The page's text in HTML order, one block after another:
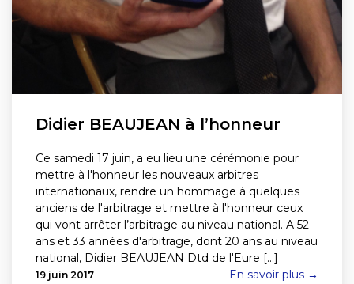
Didier BEAUJEAN à l’honneur
Ce samedi 17 juin, a eu lieu une cérémonie pour
mettre à l'honneur les nouveaux arbitres
internationaux, rendre un hommage à quelques
anciens de l'arbitrage et mettre à l'honneur ceux
qui vont arrêter l’arbitrage au niveau national. A 52
ans et 33 années d'arbitrage, dont 20 ans au niveau
national, Didier BEAUJEAN Dtd de l'Eure [...]
19 juin 2017 En savoir plus →